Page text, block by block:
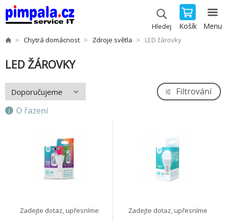
Hledej Košík Menu
Chytrá domácnost Zdroje světla LED žárovky
LED ŽÁROVKY
O řazení
Filtrování
Zadejte dotaz, upřesníme Zadejte dotaz, upřesníme